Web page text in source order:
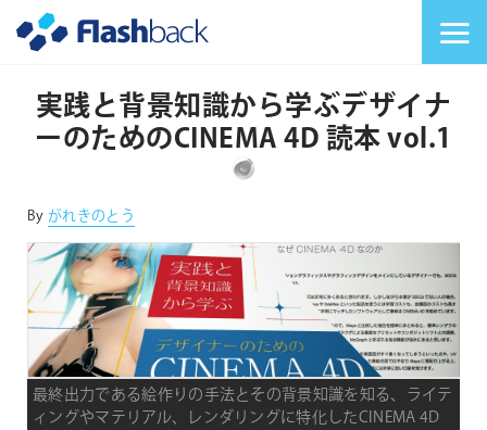
実践と背景知識から学ぶデザイナ
ーのためのCINEMA 4D 読本 vol.1
対応プラットフォーム
By がれきのとう
最終出力である絵作りの手法とその背景知識を知る、ライテ
ィングやマテリアル、レンダリングに特化したCINEMA 4D